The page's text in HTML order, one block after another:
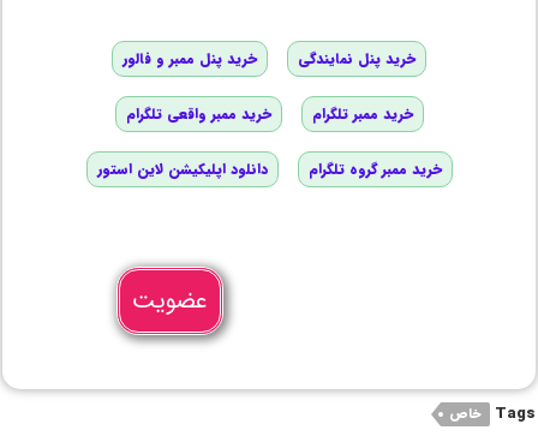
خرید پنل نمایندگی خرید پنل ممبر و فالور
خرید ممبر تلگرام خرید ممبر واقعی تلگرام
خرید ممبر گروه تلگرام دانلود اپلیکیشن لاین استور
عضویت
Tags خاص